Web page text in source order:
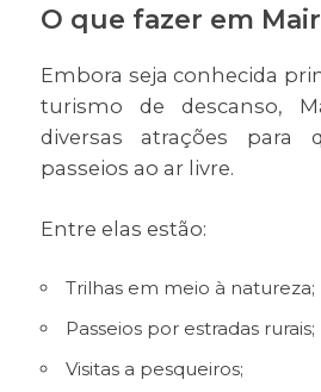
O que fazer em
Embora seja conhecida
turismo de descanso,
diversas atrações para
passeios ao ar livre.
Entre elas estão:
Trilhas em meio à natureza;
Passeios por estradas rurais;
Visitas a pesqueiros;